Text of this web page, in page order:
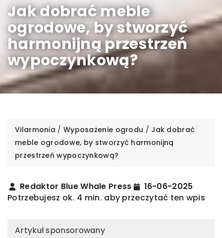
Jak dobrać meble
ogrodowe, by stworzyć
harmonijną przestrzeń
wypoczynkową?
Vilarmonia / Wyposażenie ogrodu / Jak dobrać
meble ogrodowe, by stworzyć harmonijną
przestrzeń wypoczynkową?
Redaktor Blue Whale Press
16-06-2025
Potrzebujesz ok. 4 min. aby przeczytać ten wpis
Artykuł sponsorowany